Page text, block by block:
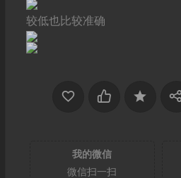
较低也比较准确
我的微信
微信扫一扫